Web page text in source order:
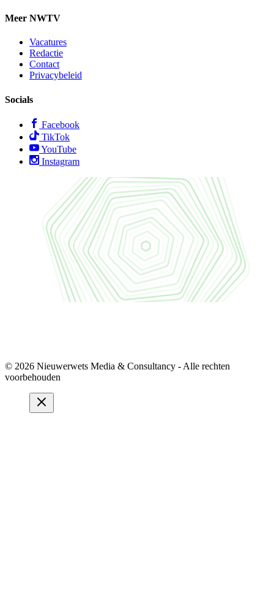
Meer NWTV
Vacatures
Redactie
Contact
Privacybeleid
Socials
Facebook
TikTok
YouTube
Instagram
© 2026 Nieuwerwets Media & Consultancy - Alle rechten
voorbehouden